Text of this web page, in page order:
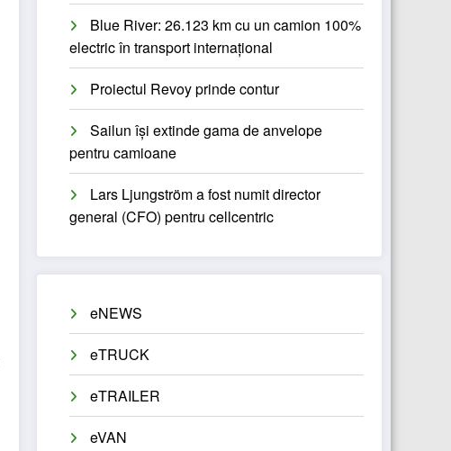
Blue River: 26.123 km cu un camion 100%
electric în transport internațional
Proiectul Revoy prinde contur
Sailun își extinde gama de anvelope
pentru camioane
Lars Ljungström a fost numit director
general (CFO) pentru cellcentric
eNEWS
eTRUCK
eTRAILER
eVAN